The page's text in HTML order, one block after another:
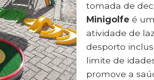
tomada de
Minigolfe é
atividade de
desporto
limite de
promove a